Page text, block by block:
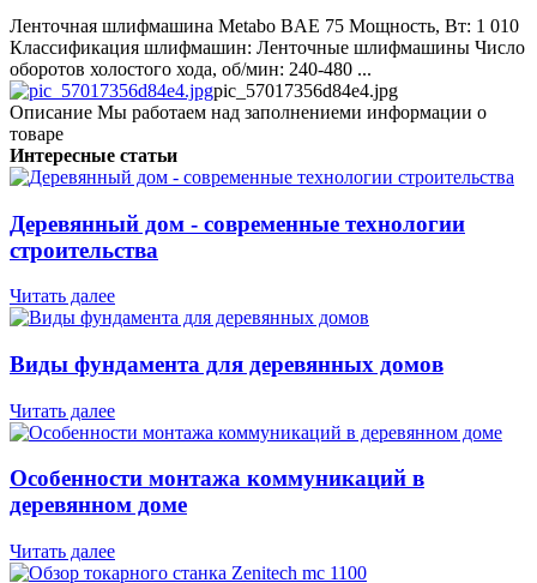
Ленточная шлифмашина Metabo BAE 75 Мощность, Вт: 1 010
Классификация шлифмашин: Ленточные шлифмашины Число
оборотов холостого хода, об/мин: 240-480 ...
pic_57017356d84e4.jpg
Описание Мы работаем над заполнениеми информации о
товаре
Интересные статьи
Деревянный дом - современные технологии
строительства
Читать далее
Виды фундамента для деревянных домов
Читать далее
Особенности монтажа коммуникаций в
деревянном доме
Читать далее